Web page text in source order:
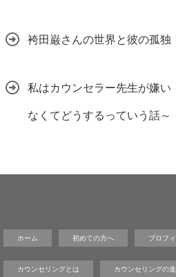
袴田巌さんの世界と彼の孤独
私はカウンセラー先生が嫌い
なくてどうするっていう話～
ホーム 初めての方へ プロフ
カウンセリングとは カウンセリングの